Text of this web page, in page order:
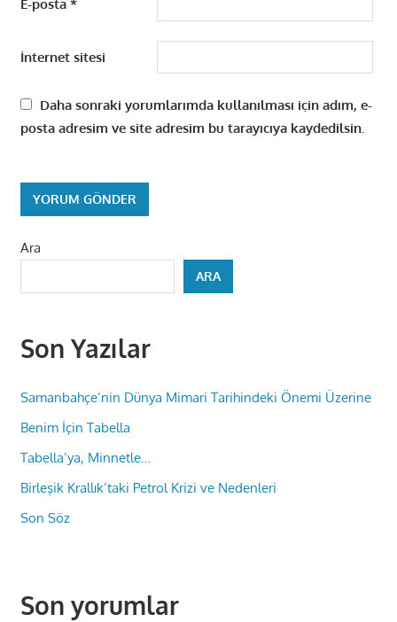
E-posta *
İnternet sitesi
Daha sonraki yorumlarımda kullanılması için adım, e-
posta adresim ve site adresim bu tarayıcıya kaydedilsin.
Ara
ARA
Son Yazılar
Samanbahçe’nin Dünya Mimari Tarihindeki Önemi Üzerine
Benim İçin Tabella
Tabella’ya, Minnetle…
Birleşik Krallık’taki Petrol Krizi ve Nedenleri
Son Söz
Son yorumlar